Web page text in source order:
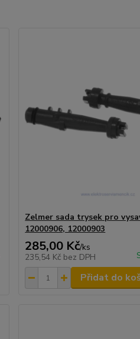
Zelmer sada trysek pro
12000906, 12000903
285,00 Kč/ks
235,54 Kč bez DPH
Přidat do